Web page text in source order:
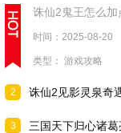
时间：2025-08-20
类型： 游戏攻略
2
3